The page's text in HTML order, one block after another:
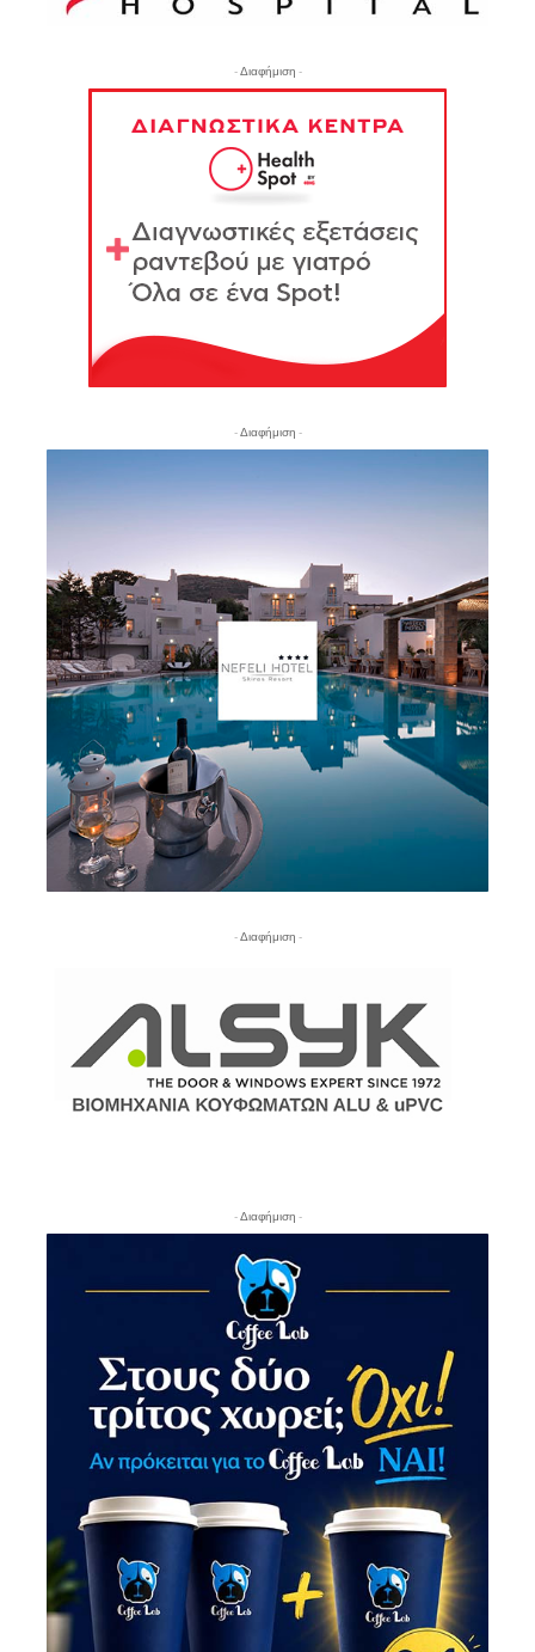
- Διαφήμιση -
- Διαφήμιση -
- Διαφήμιση -
- Διαφήμιση -